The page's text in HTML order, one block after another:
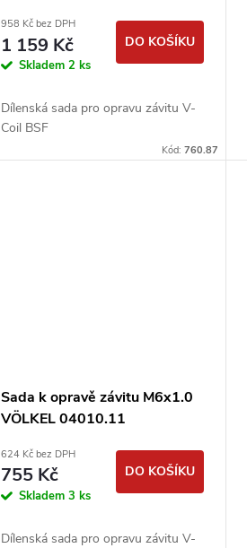
958 Kč bez DPH
1 159 Kč
Skladem2 ks
DO KOŠÍKU
Dílenská sada pro opravu závitu V-
Coil BSF
Kód: 760.87
Sada k opravě závitu M6x1.0
VÖLKEL 04010.11
624 Kč bez DPH
755 Kč
Skladem3 ks
DO KOŠÍKU
Dílenská sada pro opravu závitu V-